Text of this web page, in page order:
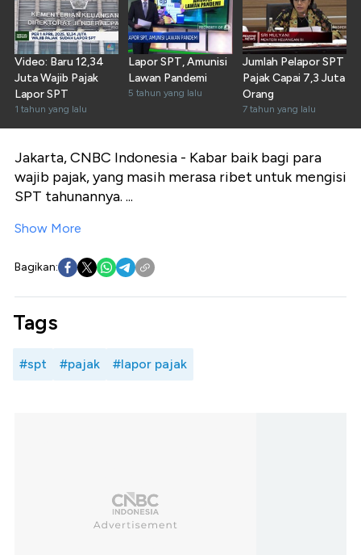
Video: Baru 12,34
Juta Wajib Pajak
Lapor SPT
1 tahun yang lalu
Lapor SPT, Amunisi
Lawan Pandemi
5 tahun yang lalu
Jumlah Pelapor SPT
Pajak Capai 7,3 Juta
Orang
7 tahun yang lalu
Jakarta, CNBC Indonesia - Kabar baik bagi para
wajib pajak, yang masih merasa ribet untuk mengisi
SPT tahunannya. ...
Show More
Bagikan:
Tags
#spt #pajak #lapor pajak